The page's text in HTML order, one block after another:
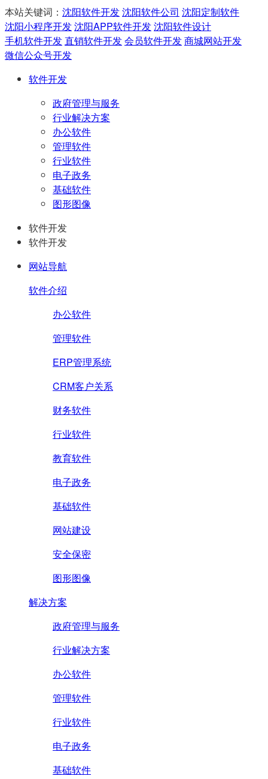
本站关键词： 沈阳软件开发沈阳软件公司 沈阳定制软件
沈阳小程序开发沈阳APP软件开发沈阳软件设计
手机软件开发直销软件开发会员软件开发商城网站开发
微信公众号开发
软件开发
政府管理与服务
行业解决方案
办公软件
管理软件
行业软件
电子政务
基础软件
图形图像
软件开发
软件开发
网站导航
软件介绍
办公软件
管理软件
ERP管理系统
CRM客户关系
财务软件
行业软件
教育软件
电子政务
基础软件
网站建设
安全保密
图形图像
解决方案
政府管理与服务
行业解决方案
办公软件
管理软件
行业软件
电子政务
基础软件